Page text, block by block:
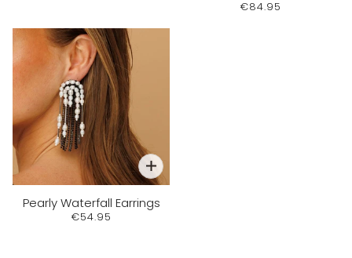
€84.95
Pearly Waterfall Earrings
€54.95